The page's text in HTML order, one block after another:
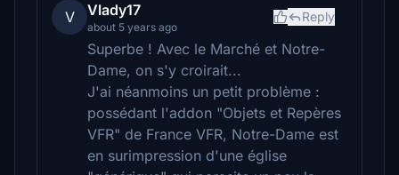
V Vlady17
about 5 years ago
Reply
Superbe ! Avec le Marché et Notre-
Dame, on s'y croirait...
J'ai néanmoins un petit problème :
possédant l'addon "Objets et Repères
VFR" de France VFR, Notre-Dame est
en surimpression d'une église